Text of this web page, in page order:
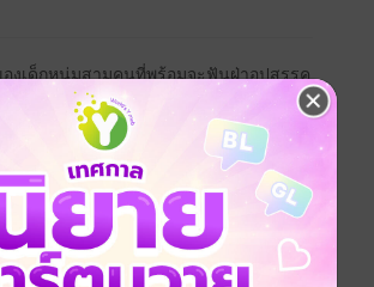
งเด็กหนุ่มสามคนที่พร้อมจะฟันฝ่าอุปสรรค
ามสำเร็จ ในสิ่งที่ตนรัก
กฟุตบอลที่มีพรสวรรค์แต่มีปัญหาเรื่องการ
พื่อนสนิทอีกสองคนคือ โคล นักบอลเท้าหนัก
ลี้ยงบอลไม่เป็น กับ โก้ กองหน้าสมบูรณ์แบบ
ขาดความมั่นใจ ผู้มุ่งหวังที่จะมีฝีเท้าเหนือ
ด้